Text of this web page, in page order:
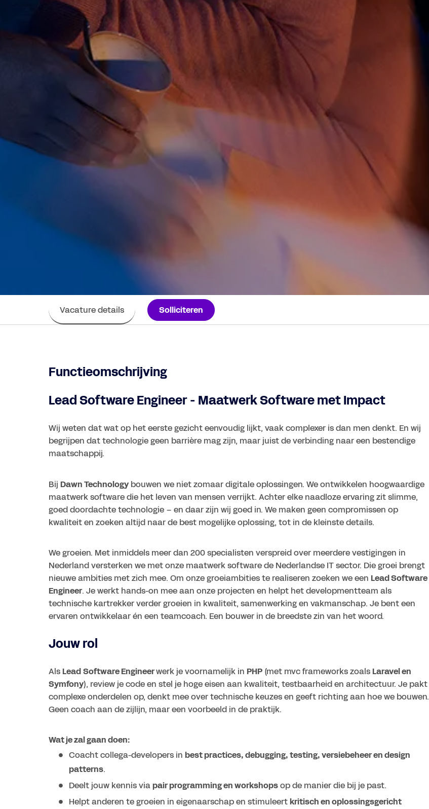
Vacature details Solliciteren
Functieomschrijving
Lead Software Engineer - Maatwerk Software met Impact
Wij weten dat wat op het eerste gezicht eenvoudig lijkt, vaak complexer is dan men denkt. En wij
begrijpen dat technologie geen barrière mag zijn, maar juist de verbinding naar een bestendige
maatschappij.
Bij Dawn Technology bouwen we niet zomaar digitale oplossingen. We ontwikkelen hoogwaardige
maatwerk software die het leven van mensen verrijkt. Achter elke naadloze ervaring zit slimme,
goed doordachte technologie – en daar zijn wij goed in. We maken geen compromissen op
kwaliteit en zoeken altijd naar de best mogelijke oplossing, tot in de kleinste details.
We groeien. Met inmiddels meer dan 200 specialisten verspreid over meerdere vestigingen in
Nederland versterken we met onze maatwerk software de Nederlandse IT sector. Die groei brengt
nieuwe ambities met zich mee. Om onze groeiambities te realiseren zoeken we een Lead Software
Engineer. Je werkt hands-on mee aan onze projecten en helpt het developmentteam als
technische kartrekker verder groeien in kwaliteit, samenwerking en vakmanschap. Je bent een
ervaren ontwikkelaar én een teamcoach. Een bouwer in de breedste zin van het woord.
Jouw rol
Als LeadSoftware Engineerwerk je voornamelijk in PHP (met mvc frameworks zoals Laravel en
Symfony), review je code en stel je hoge eisen aan kwaliteit, testbaarheid en architectuur. Je pakt
complexe onderdelen op, denkt mee over technische keuzes en geeft richting aan hoe we bouwen.
Geen coach aan de zijlijn, maar een voorbeeld in de praktijk.
Wat je zal gaan doen:
Coacht collega-developers in best practices, debugging, testing, versiebeheer en design
patterns.
Deelt jouw kennis viapair programming en workshopsop de manier die bij je past.
Helpt anderen te groeien in eigenaarschap en stimuleertkritisch en oplossingsgericht